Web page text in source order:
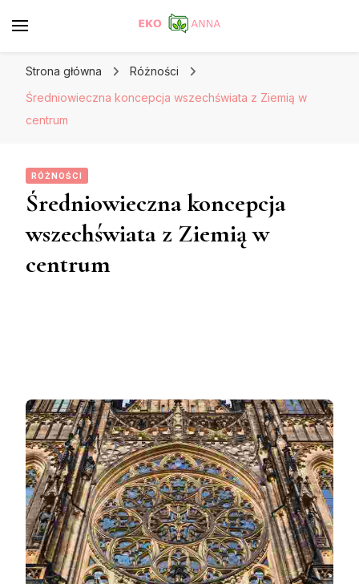
Strona główna
Różności
Średniowieczna koncepcja wszechświata z Ziemią w
centrum
RÓŻNOŚCI
Średniowieczna koncepcja
wszechświata z Ziemią w
centrum